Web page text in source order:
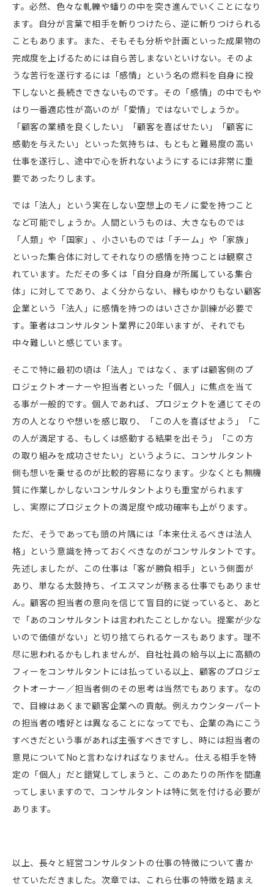
す。必然、色々な軋轢や蟠りの中を突き進んでいくことになり
ます。自分が言葉で相手を斬りつけたら、逆に斬りつけられる
こともあります。また、そもそも分析や計画といった成果物の
完成度を上げるためには自ら苦しまないといけない。そのよ
うな苦行を遂行するには「感情」という名の燃料を自身に投
下しないと長続きできないものです。その「感情」の中でもや
はり一番適応性が高いのが「愛情」ではないでしょうか。
「顧客の業績を良くしたい」「顧客を喜ばせたい」「顧客に
感動を与えたい」といった気持ちは、もともと難易度の高い
仕事を遂行し、途中で心を折れないようにするには非常に重
要であったりします。
では「法人」という実在しない空想上のモノに愛を持つこと
など可能でしょうか。人間というものは、大きなものでは
「人類」や「国家」、小さいものでは「チーム」や「家族」
といった集合体に対してそれなりの感情を持つことは観察さ
れています。ただその多くは「自分自身が所属している集合
体」に対してであり、よく分からない、縁もゆかりもない顧客
企業という「法人」に感情を持つのはいささか訓練が必要で
す。筆者はコンサルタント業界に20年いますが、それでも
中々難しいと感じています。
そこで特に最初の頃は「法人」ではなく、まずは顧客側のプ
ロジェクトオーナーや担当者といった「個人」に焦点を当て
る事が一般的です。個人であれば、プロジェクトを通じてその
方の人となりや想いを感じ取り、「この人を喜ばせよう」「こ
の人が満足する、もしくは感動する結果を出そう」「この方
の取り組みを成功させたい」というように、コンサルタント
側も想いを乗せるのが比較的容易になります。少なくとも無機
質に作業しかしないコンサルタントよりも重宝がられます
し、実際にプロジェクトの満足度や成功確率も上がります。
ただ、そうであっても頭の片隅には「本来仕えるべきは法人
格」という意識を持っておくべきなのがコンサルタントです。
先述しましたが、この仕事は「客が勝負相手」という側面が
あり、単なる太鼓持ち、イエスマンが務まる仕事でもありませ
ん。顧客の担当者の意向を信じて盲目的に従っていると、あと
で「あのコンサルタントは言われたことしかない。提案が少な
いので価値がない」と切り捨てられるケースもあります。理不
尽に思われるかもしれませんが、自社社員の給与以上に高額の
フィーをコンサルタントには払っている以上、顧客のプロジェ
クトオーナー／担当者側のその思考は当然でもあります。なの
で、目線はあくまで顧客企業への貢献。例えカウンターパート
の担当者の嗜好とは異なることになってでも、企業の為にこう
すべきだという事があれば主張すべきですし、時には担当者の
意見について No と言わなければなりません。仕える相手を特
定の「個人」だと錯覚してしまうと、このあたりの所作を間違
ってしまいますので、コンサルタントは特に気を付ける必要が
あります。
以上、長々と経営コンサルタントの仕事の特徴について書か
せていただきました。次章では、これら仕事の特徴を踏まえ